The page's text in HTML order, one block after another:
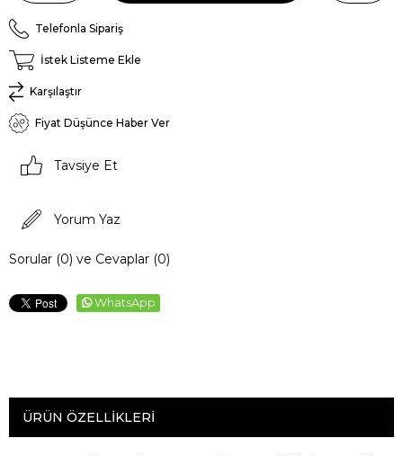
Telefonla Sipariş
İstek Listeme Ekle
Karşılaştır
Fiyat Düşünce Haber Ver
Tavsiye Et
Yorum Yaz
Sorular (0) ve Cevaplar (0)
WhatsApp
ÜRÜN ÖZELLIKLERI